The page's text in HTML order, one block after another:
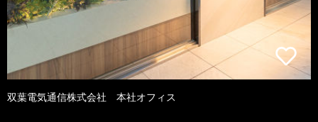
双葉電気通信株式会社 本社オフィス